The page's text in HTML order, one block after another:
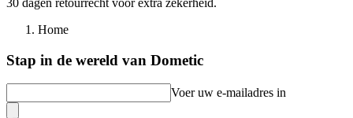
Home
Stap in de wereld van Dometic
Voer uw e-mailadres in